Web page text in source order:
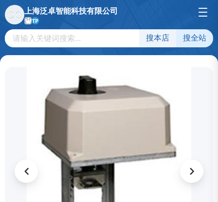
上海泛卓智能科技有限公司
TP
搜本店 搜全站